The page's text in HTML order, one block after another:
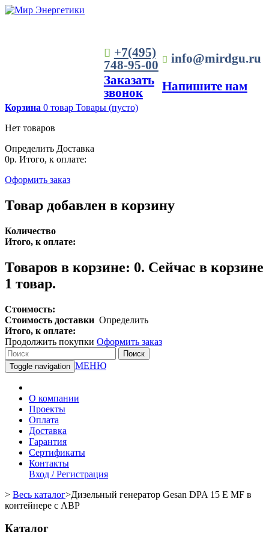
+7(495)
748-95-00
info@mirdgu.ru
Заказать
звонок
Напишите нам
Корзина 0 товар Товары (пусто)
Нет товаров
Определить Доставка
0р. Итого, к оплате:
Оформить заказ
Товар добавлен в корзину
Количество
Итого, к оплате:
Товаров в корзине: 0. Сейчас в корзине
1 товар.
Стоимость:
Стоимость доставки Определить
Итого, к оплате:
Продолжить покупки Оформить заказ
Поиск
Toggle navigation МЕНЮ
О компании
Проекты
Оплата
Доставка
Гарантия
Сертификаты
Контакты
Вход / Регистрация
> Весь каталог>Дизельный генератор Gesan DPA 15 E MF в
контейнере с АВР
Каталог